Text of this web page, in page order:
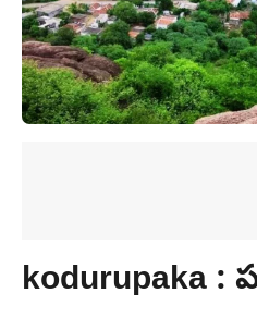
kodurupaka :